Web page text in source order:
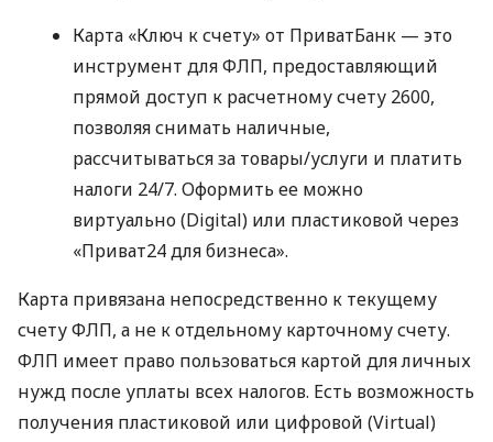
Карта «Ключ к счету» от ПриватБанк — это
инструмент для ФЛП, предоставляющий
прямой доступ к расчетному счету 2600,
позволяя снимать наличные,
рассчитываться за товары/услуги и платить
налоги 24/7. Оформить ее можно
виртуально (Digital) или пластиковой через
«Приват24 для бизнеса».
Карта привязана непосредственно к текущему
счету ФЛП, а не к отдельному карточному счету.
ФЛП имеет право пользоваться картой для личных
нужд после уплаты всех налогов. Есть возможность
получения пластиковой или цифровой (Virtual)